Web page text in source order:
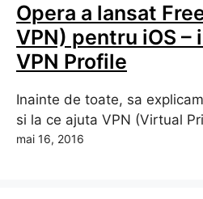
Opera a lansat
VPN) pentru iOS –
VPN Profile
Inainte de toate, sa
si la ce ajuta VPN (Virtual
mai 16, 2016